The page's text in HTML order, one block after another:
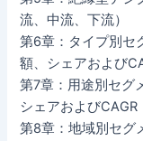
流、中流、下流）
第6章：タイプ別セ
額、シェアおよび
第7章：用途別セグ
シェアおよびCAGR
第8章：地域別セグ